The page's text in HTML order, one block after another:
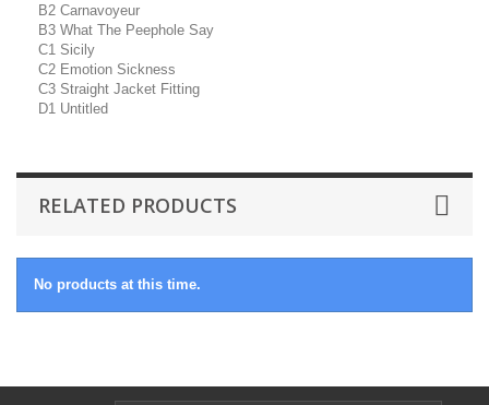
B2 Carnavoyeur
B3 What The Peephole Say
C1 Sicily
C2 Emotion Sickness
C3 Straight Jacket Fitting
D1 Untitled
RELATED PRODUCTS
No products at this time.